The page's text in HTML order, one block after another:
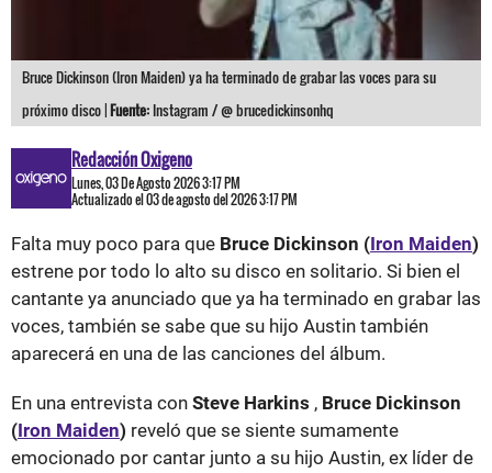
Bruce Dickinson (Iron Maiden) ya ha terminado de grabar las voces para su
próximo disco |Fuente: Instagram / @ brucedickinsonhq
Redacción Oxigeno
Lunes, 03 De Agosto 2026 3:17 PM
Actualizado el 03 de agosto del 2026 3:17 PM
Falta muy poco para que Bruce Dickinson (Iron Maiden)
estrene por todo lo alto su disco en solitario. Si bien el
cantante ya anunciado que ya ha terminado en grabar las
voces, también se sabe que su hijo Austin también
aparecerá en una de las canciones del álbum.
En una entrevista con Steve Harkins , Bruce Dickinson
(Iron Maiden) reveló que se siente sumamente
emocionado por cantar junto a su hijo Austin, ex líder de